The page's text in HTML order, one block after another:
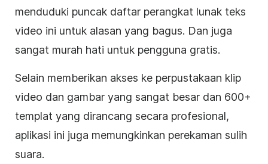
menduduki puncak daftar perangkat lunak teks
video ini untuk alasan yang bagus. Dan juga
sangat murah hati untuk pengguna gratis.
Selain memberikan akses ke perpustakaan klip
video dan gambar yang sangat besar dan 600+
templat yang dirancang secara profesional,
aplikasi ini juga memungkinkan perekaman sulih
suara.